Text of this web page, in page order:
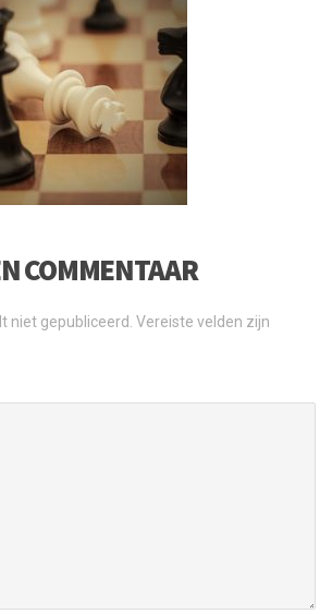
COMMENTAAR
niet gepubliceerd. Vereiste velden zijn